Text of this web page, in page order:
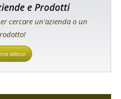
e Prodotti
cercare un'azienda o un
adesso